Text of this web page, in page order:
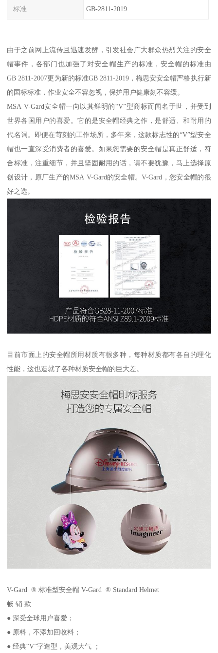
标准 GB-2811-2019
由于之前网上流传且迅速发酵，引发社会广大群众热烈关注的安全
帽事件，各部门也加强了对安全帽生产的标准，安全帽的标准由
GB 2811-2007更为新的标准GB 2811-2019，梅思安安全帽严格执行新
的国标标准，作业安全不容忽视，保护用户健康刻不容缓。
MSA V-Gard安全帽一向以其鲜明的“V”型商标而闻名于世，并受到
世界各国用户的喜爱。它的是安全帽经典之作，是舒适、和耐用的
代名词。即便在苛刻的工作场所，多年来，这款标志性的“V”型安全
帽也一直深受消费者的喜爱。如果您需要的安全帽是真正舒适，符
合标准，注重细节，并且坚固耐用的话，请不要犹豫，马上选择原
创设计，原厂生产的MSA V-Gard的安全帽。V-Gard，您安全帽的很
好之选。
目前市面上的安全帽所用材质有很多种，每种材质都有各自的理化
性能，这也造就了各种材质安全帽的巨大差。
V-Gard ® 标准型安全帽 V-Gard ® Standard Helmet
畅 销 款
● 深受全球用户喜爱；
● 原料，不添加回收料；
● 经典“V”字造型，美观大气 ；